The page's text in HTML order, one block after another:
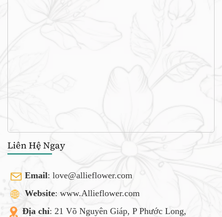
Liên Hệ Ngay
Email: love@allieflower.com
Website: www.Allieflower.com
Địa chỉ: 21 Võ Nguyên Giáp, P Phước Long,